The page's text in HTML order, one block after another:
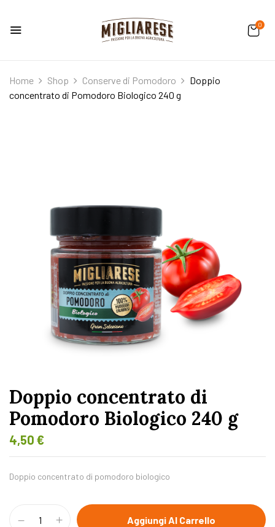
0
Home Shop Conserve di Pomodoro
Doppio
concentrato di Pomodoro Biologico 240 g
Doppio concentrato di
Pomodoro Biologico 240 g
4,50 €
Doppio concentrato di pomodoro biologico
Aggiungi Al Carrello